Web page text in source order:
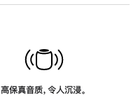
高保真音质，令人沉浸。